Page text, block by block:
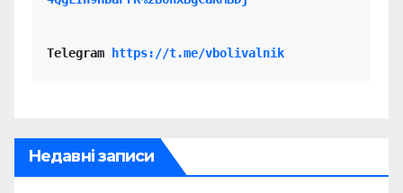
Telegram https://t.me/vbolivalnik
Недавні записи